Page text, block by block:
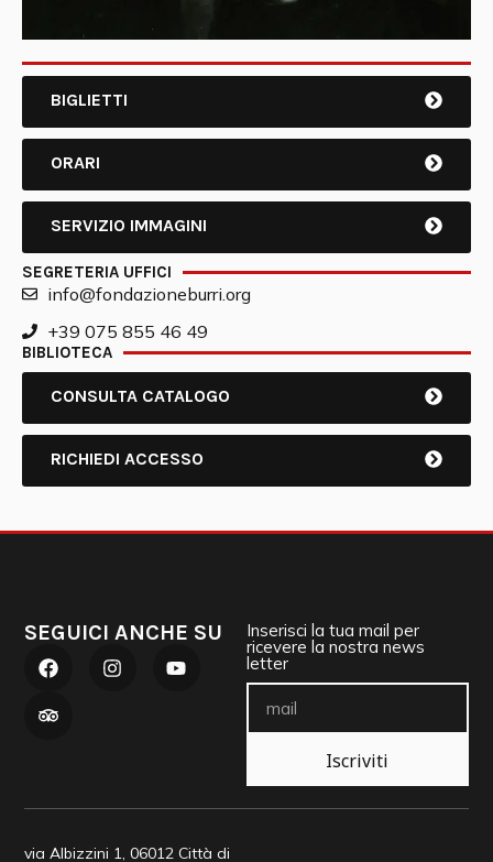
BIGLIETTI
ORARI
SERVIZIO IMMAGINI
SEGRETERIA UFFICI
info@fondazioneburri.org
+39 075 855 46 49
BIBLIOTECA
CONSULTA CATALOGO
RICHIEDI ACCESSO
SEGUICI ANCHE SU Inserisci la tua mail per
ricevere la nostra news
letter
Iscriviti
via Albizzini 1, 06012 Città di